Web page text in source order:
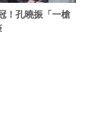
！孔曉振「一槍